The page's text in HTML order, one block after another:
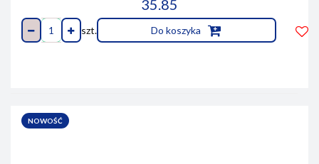
35.85
szt. Do koszyka
NOWOŚĆ